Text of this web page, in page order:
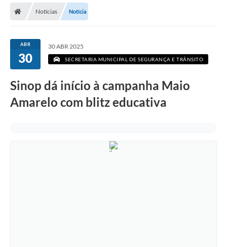
Notícias Notícia
ABR
30
30 ABR 2025
SECRETARIA MUNICIPAL DE SEGURANÇA E TRÂNSITO
Sinop dá início à campanha Maio
Amarelo com blitz educativa